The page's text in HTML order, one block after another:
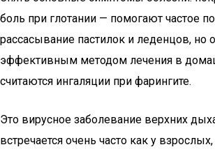
боль при глотании — помогают частое
рассасывание пастилок и леденцов, но
эффективным методом лечения в
считаются ингаляции при фарингите.
Это вирусное заболевание верхних
встречается очень часто как у взрослых,